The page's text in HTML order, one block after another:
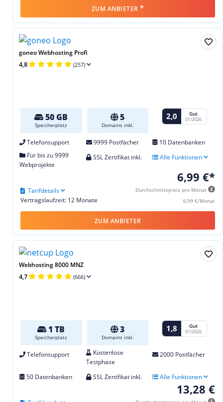
ZUM ANBIETER *
goneo Webhosting Profi
4,8 (257)
50 GB
Speicherplatz
5
Domains inkl.
2,0 Gut
01/2026
Telefonsupport 9999 Postfächer
10 Datenbanken
Für bis zu 9999
Webprojekte
SSL Zertifikat inkl. Alle Funktionen
6,99 €*
Durchschnittspreis pro Monat
6,99 €/Monat
Vertragslaufzeit: 12 Monate
Tarifdetails
ZUM ANBIETER
Webhosting 8000 MNZ
4,7 (666)
1 TB
Speicherplatz
3
Domains inkl.
1,8 Gut
01/2026
Telefonsupport
Kostenlose
Testphase
2000 Postfächer
50 Datenbanken SSL Zertifikat inkl. Alle Funktionen
13,28 €